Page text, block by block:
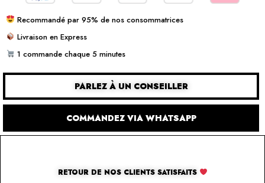
Recommandé par 95% de nos consommatrices
Livraison en Express
1 commande chaque 5 minutes
PARLEZ À UN CONSEILLER
COMMANDEZ VIA WHATSAPP
RETOUR DE NOS CLIENTS SATISFAITS